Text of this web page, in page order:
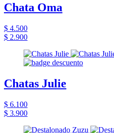
Chata Oma
$ 4.500
$ 2.900
Chatas Julie
$ 6.100
$ 3.900